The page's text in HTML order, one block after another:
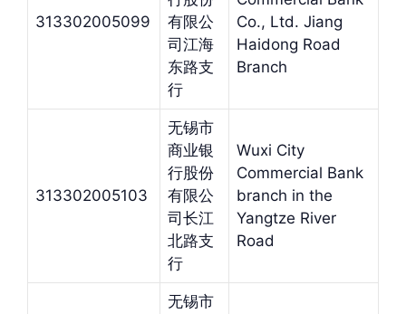
313302005099
有限公
司江海
东路支
行
Co., Ltd. Jiang
Haidong Road
Branch
313302005103
无锡市
商业银
行股份
有限公
司长江
北路支
行
Wuxi City
Commercial Bank
branch in the
Yangtze River
Road
无锡市